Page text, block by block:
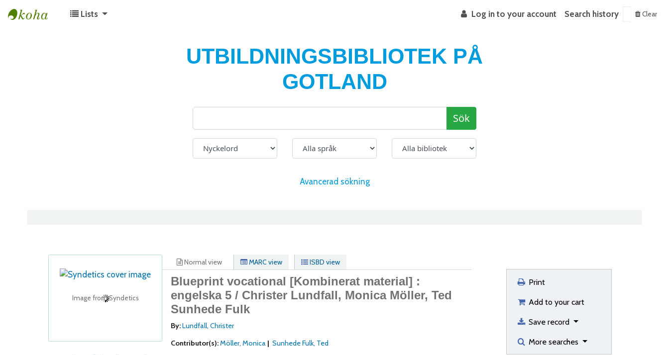
Lists Log in to your account Search history Clear
UTBILDNINGSBIBLIOTEK PÅ
GOTLAND
Sök
Avancerad sökning
Image from Syndetics
Normal view MARC view ISBD view
Blueprint vocational [Kombinerat material] :
engelska 5 / Christer Lundfall, Monica Möller, Ted
Sunhede Fulk
By:Lundfall, Christer
Contributor(s):Möller, Monica
Sunhede Fulk, Ted
Print
Add to your cart
Save record
More searches